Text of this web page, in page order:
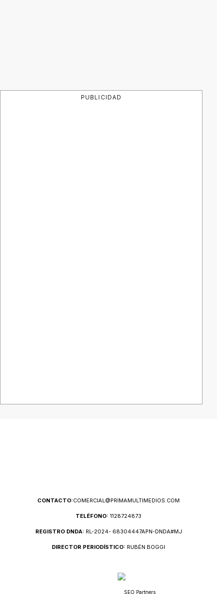
PUBLICIDAD
CONTACTO:COMERCIAL@PRIMAMULTIMEDIOS.COM
TELÉFONO: 1128724873
REGISTRO DNDA: RL-2024- 68304447APN-DNDA#MJ
DIRECTOR PERIODÍSTICO: RUBÉN BOGGI
SEO Partners